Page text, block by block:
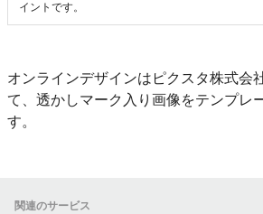
イントです。
オンラインデザインはピクスタ株式会
て、透かしマーク入り画像をテンプレ
す。
関連のサービス